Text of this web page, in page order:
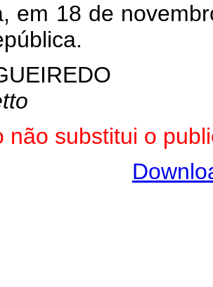
em 18 de
não substitui o